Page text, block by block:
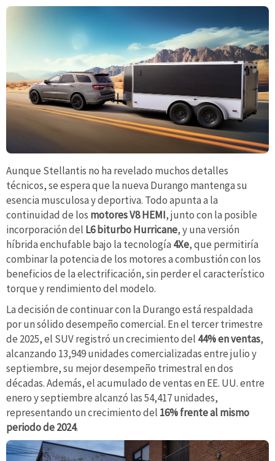
Aunque Stellantis no ha revelado muchos detalles
técnicos, se espera que la nueva Durango mantenga su
esencia musculosa y deportiva. Todo apunta a la
continuidad de los motores V8 HEMI, junto con la posible
incorporación del L6 biturbo Hurricane, y una versión
híbrida enchufable bajo la tecnología 4Xe, que permitiría
combinar la potencia de los motores a combustión con los
beneficios de la electrificación, sin perder el característico
torque y rendimiento del modelo.
La decisión de continuar con la Durango está respaldada
por un sólido desempeño comercial. En el tercer trimestre
de 2025, el SUV registró un crecimiento del 44% en ventas,
alcanzando 13,949 unidades comercializadas entre julio y
septiembre, su mejor desempeño trimestral en dos
décadas. Además, el acumulado de ventas en EE. UU. entre
enero y septiembre alcanzó las 54,417 unidades,
representando un crecimiento del 16% frente al mismo
periodo de 2024.